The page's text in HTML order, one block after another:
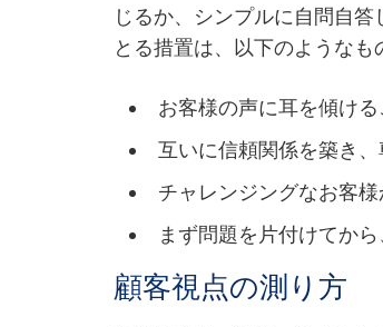
じるか、シンプルに自問自
とる措置は、以下のようなも
お客様の声に耳を傾ける
互いに信頼関係を築き、
チャレンジングなお客様
まず問題を片付けてか
顧客視点の測り方